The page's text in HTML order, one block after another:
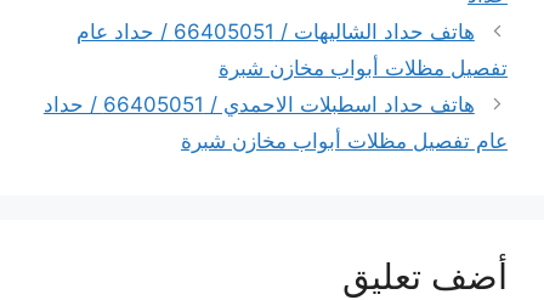
هاتف حداد الشاليهات / 66405051 / حداد عام
تفصيل مظلات أبواب مخازن شبرة
هاتف حداد اسطبلات الاحمدي / 66405051 / حداد
عام تفصيل مظلات أبواب مخازن شبرة
أضف تعليق